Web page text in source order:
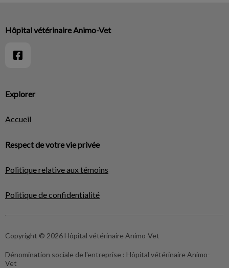
Explorer
Accueil
Respect de votre vie privée
Politique relative aux témoins
Politique de confidentialité
Hôpital vétérinaire Animo-Vet
Copyright © 2026 Hôpital vétérinaire Animo-Vet
Dénomination sociale de l'entreprise : Hôpital vétérinaire Animo-
Vet